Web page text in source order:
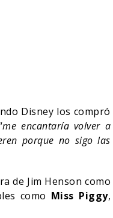
Disney los compró
me encantaría volver a
porque no sigo las
de Jim Henson como
como Miss Piggy,